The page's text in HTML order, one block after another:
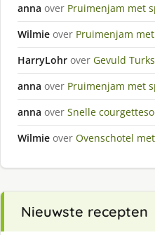
anna over Pruimenjam met
Wilmie over Pruimenjam
HarryLohr over Gevuld
anna over Pruimenjam met
anna over Snelle
Wilmie over Ovenschotel
Nieuwste recepten